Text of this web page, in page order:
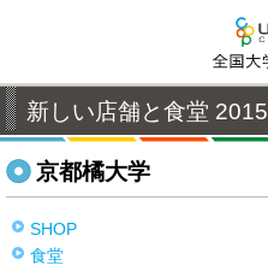
新しい店舗と食堂 2015
京都橘大学
SHOP
食堂